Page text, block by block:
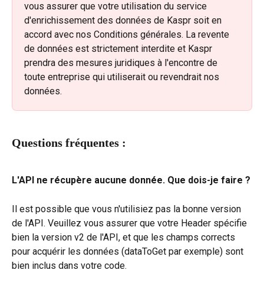
vous assurer que votre utilisation du service
d'enrichissement des données de Kaspr soit en
accord avec nos Conditions générales. La revente
de données est strictement interdite et Kaspr
prendra des mesures juridiques à l'encontre de
toute entreprise qui utiliserait ou revendrait nos
données.
Questions fréquentes :
L'API ne récupère aucune donnée. Que dois-je faire ?
Il est possible que vous n'utilisiez pas la bonne version
de l'API. Veuillez vous assurer que votre Header spécifie
bien la version v2 de l'API, et que les champs corrects
pour acquérir les données (dataToGet par exemple) sont
bien inclus dans votre code.